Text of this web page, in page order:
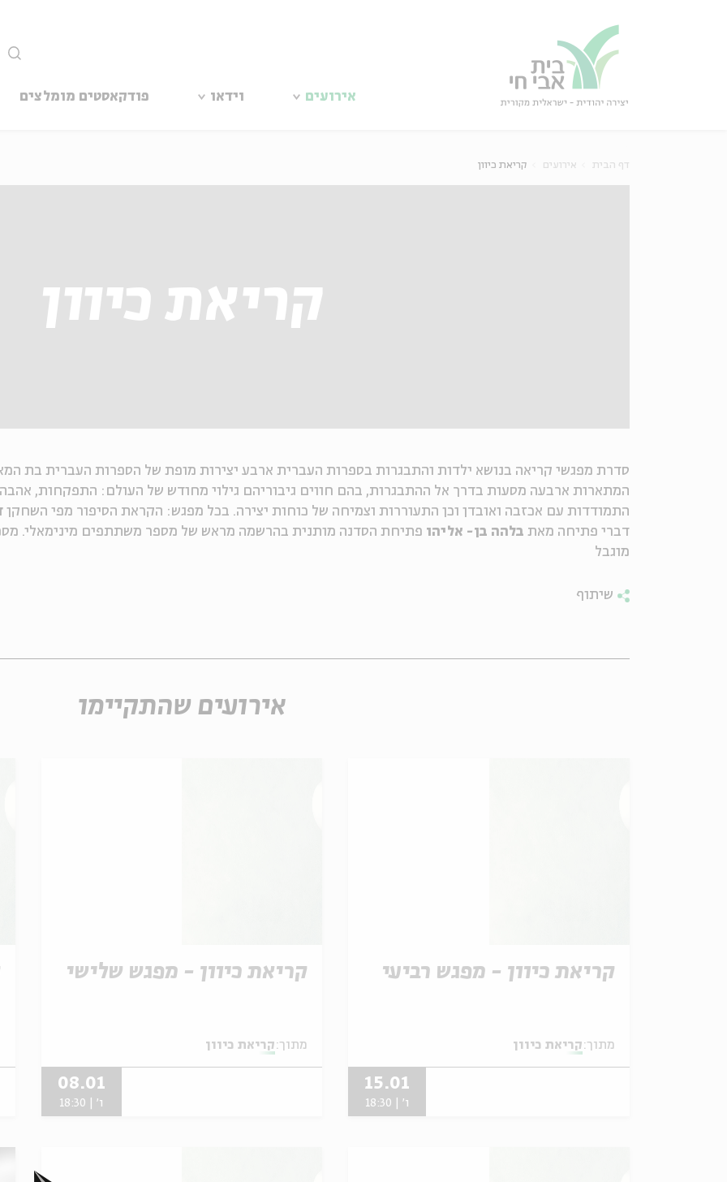
אירועים וידאו פודקאסטים מומלצים
דף הבית אירועים קריאת כיוון
קריאת כיוון
סדרת מפגשי קריאה בנושא ילדות והתבגרות בספרות העברית ארבע יצירות מופת של הספרות העברית בת
המתארות ארבעה מסעות בדרך אל ההתבגרות, בהם חווים גיבוריהם גילוי מחודש של העולם: התפקחות,
התמודדות עם אכזבה ואובדן וכן התעוררות וצמיחה של כוחות יצירה. בכל מפגש: הקראת הסיפור מפי השחקן
דברי פתיחה מאת בלהה בן- אליהו פתיחת הסדנה מותנית בהרשמה מראש של מספר משתתפים מינימאלי.
מוגבל
שיתוף
אירועים שהתקיימו
קריאת כיוון - מפגש רביעי
מתוך: קריאת כיוון
15.01
ו' | 18:30
קריאת כיוון - מפגש שלישי
מתוך: קריאת כיוון
08.01
ו' | 18:30